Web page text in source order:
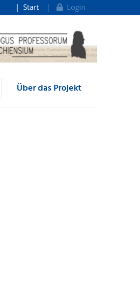
Start Login
Über das Projekt